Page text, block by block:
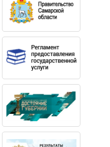
школы» (Максим
году в Перми. Окончил
аспирантуру в классе
В. М. Иванова и
консерватории (класс
деятельность:
Германии, Венгрии,
Финляндии, Швеции,